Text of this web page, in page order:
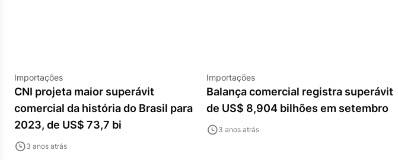
Importações
CNI projeta maior superávit
comercial da história do Brasil para
2023, de US$ 73,7 bi
3 anos atrás
Importações
Balança comercial registra superávit
de US$ 8,904 bilhões em setembro
3 anos atrás